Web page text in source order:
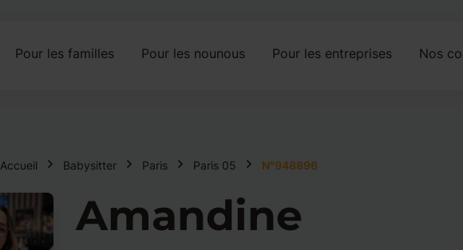
Pour les familles Pour les nounous Pour les entreprises Nos
Accueil Babysitter Paris Paris 05 N°948896
Amandine